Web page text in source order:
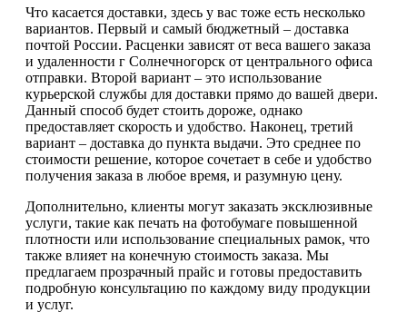
Что касается доставки, здесь у вас тоже есть несколько
вариантов. Первый и самый бюджетный – доставка
почтой России. Расценки зависят от веса вашего заказа
и удаленности г Солнечногорск от центрального офиса
отправки. Второй вариант – это использование
курьерской службы для доставки прямо до вашей двери.
Данный способ будет стоить дороже, однако
предоставляет скорость и удобство. Наконец, третий
вариант – доставка до пункта выдачи. Это среднее по
стоимости решение, которое сочетает в себе и удобство
получения заказа в любое время, и разумную цену.
Дополнительно, клиенты могут заказать эксклюзивные
услуги, такие как печать на фотобумаге повышенной
плотности или использование специальных рамок, что
также влияет на конечную стоимость заказа. Мы
предлагаем прозрачный прайс и готовы предоставить
подробную консультацию по каждому виду продукции
и услуг.